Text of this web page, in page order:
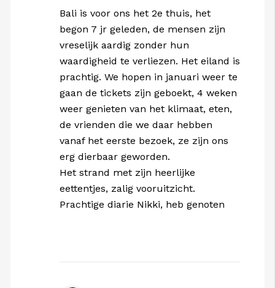
Bali is voor ons het 2e thuis, het
begon 7 jr geleden, de mensen zijn
vreselijk aardig zonder hun
waardigheid te verliezen. Het eiland is
prachtig. We hopen in januari weer te
gaan de tickets zijn geboekt, 4 weken
weer genieten van het klimaat, eten,
de vrienden die we daar hebben
vanaf het eerste bezoek, ze zijn ons
erg dierbaar geworden.
Het strand met zijn heerlijke
eettentjes, zalig vooruitzicht.
Prachtige diarie Nikki, heb genoten